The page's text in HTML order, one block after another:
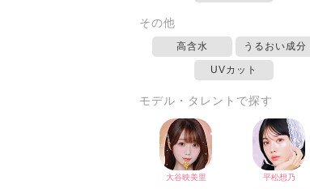
その他
高含水 うるおい成分
UVカット
モデル・タレントで探す